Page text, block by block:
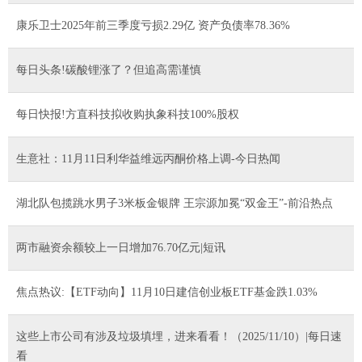
康乐卫士2025年前三季度亏损2.29亿 资产负债率78.36%
每日头条!碳酸锂涨了？但追高需谨慎
每日快报!方直科技拟收购执象科技100%股权
生意社：11月11日利华益维远丙酮价格上调-今日热闻
湖北队包揽跳水男子3米板金银牌 王宗源加冕“双金王”-前沿热点
两市融资余额较上一日增加76.70亿元|短讯
焦点热议:【ETF动向】11月10日建信创业板ETF基金跌1.03%
这些上市公司有涉及垃圾填埋，进来看看！（2025/11/10）|每日速
看